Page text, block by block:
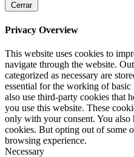
Cerrar
Privacy Overview
This website uses cookies to
navigate through the website.
categorized as necessary are
essential for the working of
also use third-party cookies that
you use this website. These
only with your consent. You also
cookies. But opting out of some
browsing experience.
Necessary